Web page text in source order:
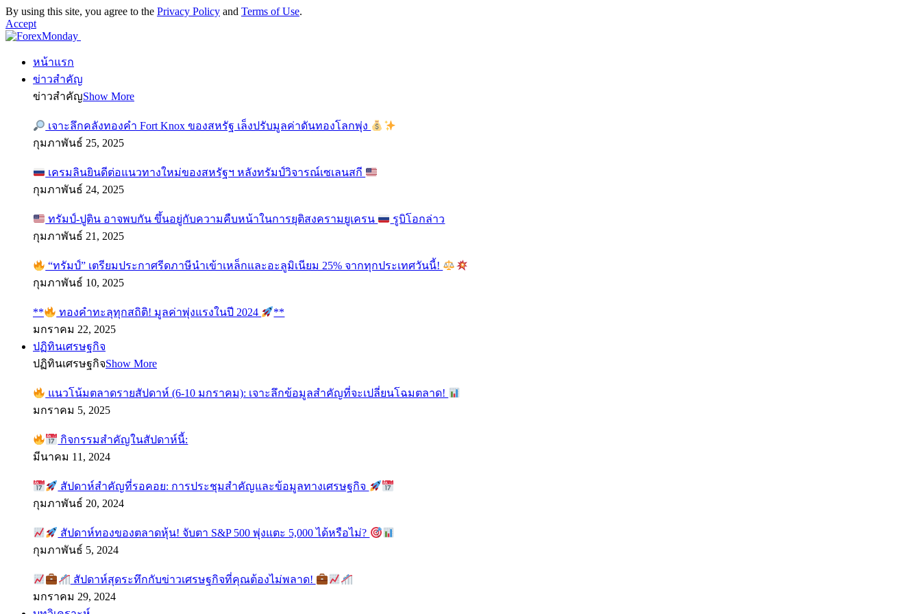
By using this site, you agree to the Privacy Policy and Terms of Use.
Accept
หน้าแรก
ข่าวสำคัญ
ข่าวสำคัญShow More
เจาะลึกคลังทองคำ Fort Knox ของสหรัฐ เล็งปรับมูลค่าดันทองโลกพุ่ง
กุมภาพันธ์ 25, 2025
เครมลินยินดีต่อแนวทางใหม่ของสหรัฐฯ หลังทรัมป์วิจารณ์เซเลนสกี
กุมภาพันธ์ 24, 2025
ทรัมป์-ปูติน อาจพบกัน ขึ้นอยู่กับความคืบหน้าในการยุติสงครามยูเครน
รูบิโอกล่าว
กุมภาพันธ์ 21, 2025
“ทรัมป์” เตรียมประกาศรีดภาษีนำเข้าเหล็กและอะลูมิเนียม 25% จากทุกประเทศวันนี้!
กุมภาพันธ์ 10, 2025
** ทองคำทะลุทุกสถิติ! มูลค่าพุ่งแรงในปี 2024
**
มกราคม 22, 2025
ปฏิทินเศรษฐกิจ
ปฏิทินเศรษฐกิจShow More
แนวโน้มตลาดรายสัปดาห์ (6-10 มกราคม): เจาะลึกข้อมูลสำคัญที่จะเปลี่ยนโฉมตลาด!
มกราคม 5, 2025
กิจกรรมสำคัญในสัปดาห์นี้:
มีนาคม 11, 2024
สัปดาห์สำคัญที่รอคอย: การประชุมสำคัญและข้อมูลทางเศรษฐกิจ
กุมภาพันธ์ 20, 2024
สัปดาห์ทองของตลาดหุ้น! จับตา S&P 500 พุ่งแตะ 5,000 ได้หรือไม่?
กุมภาพันธ์ 5, 2024
สัปดาห์สุดระทึกกับข่าวเศรษฐกิจที่คุณต้องไม่พลาด!
มกราคม 29, 2024